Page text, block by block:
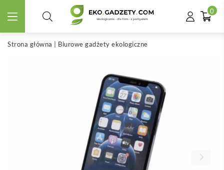
0
Strona główna Biurowe gadżety ekologiczne